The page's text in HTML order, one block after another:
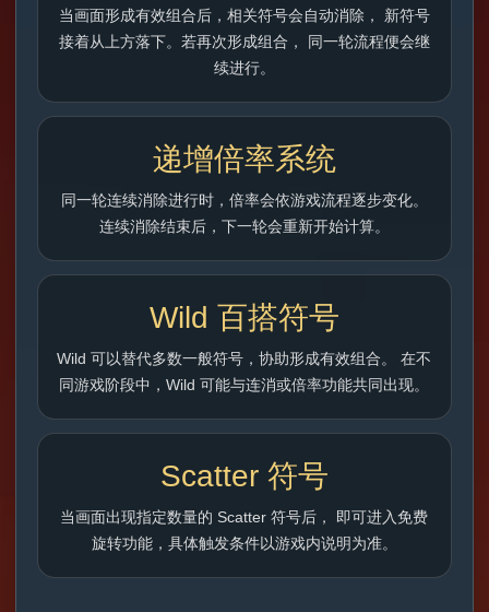
当画面形成有效组合后，相关符号会自动消除， 新符号
接着从上方落下。若再次形成组合， 同一轮流程便会继
续进行。
递增倍率系统
同一轮连续消除进行时，倍率会依游戏流程逐步变化。
连续消除结束后，下一轮会重新开始计算。
Wild 百搭符号
Wild 可以替代多数一般符号，协助形成有效组合。 在不
同游戏阶段中，Wild 可能与连消或倍率功能共同出现。
Scatter 符号
当画面出现指定数量的 Scatter 符号后， 即可进入免费
旋转功能，具体触发条件以游戏内说明为准。